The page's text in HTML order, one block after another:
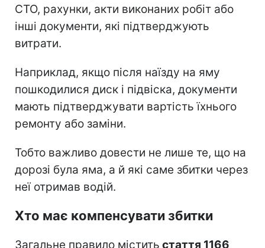
СТО, рахунки, акти виконаних робіт або
інші документи, які підтверджують
витрати.
Наприклад, якщо після наїзду на яму
пошкодилися диск і підвіска, документи
мають підтверджувати вартість їхнього
ремонту або заміни.
Тобто важливо довести не лише те, що на
дорозі була яма, а й які саме збитки через
неї отримав водій.
Хто має компенсувати збитки
Загальне правило містить стаття 1166